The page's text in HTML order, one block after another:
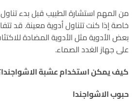
من المهم استشارة الطبيب قبل بدء تناول
خاصة إذا كنت تتناول أدوية معينة. قد
بعض الأدوية مثل الأدوية المضادة
على جهاز الغدد الصماء.
كيف يمكن استخدام عشبة
حبوب الاشواجندا